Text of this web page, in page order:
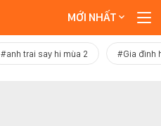
MỚI NHẤT
#anh trai say hi mùa 2 #Gia đình